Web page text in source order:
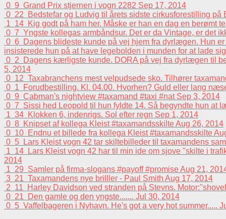
0 9 Grand Prix stjernen i vogn 2282 Sep 17, 2014
0 22
Bedstefar og Ludvig til årets sidste cirkusforestilling
1 14 Kig godt på ham her. Måske er han en dag en berømt
0 7 Yngste kollegas armbåndsur. Det er da Vintage, er det
0 6 Dagens blideste kunde på vej hjem fra dyrlægen. Hun
insisterede hun på at have legebolden i munden for at lade
0 2
Dagens kærligste kunde. DORA på vej fra dyrlægen til
5, 2014
0 12 Taxabranchens mest velpudsede sko. Tilhører
0 1
Forudbestilling. Kl. 04.00. Hvorhen? Guld eller lang
0 9 Cabman's nightview #taxamand #taxi #nat Sep 3, 2014
0 7 Sissi hed Leopold til hun fyldte 14. Så begyndte hun at
1 34 Klokken 6, indenrigs. Sol efter regn Sep 1, 2014
0 8 Knipset af kollega Kleist #taxamandsskilteAug 26, 2014
0 10 Endnu et billede fra kollega Kleist #taxamandsskilte
0 5
Lars Kleist vogn 42 tar skiltebilleder til taxamandens
1 14
Lars Kleist vogn 42 har til min ide om sjove "skilte i
2014
1 29 Samler på firma-slogans #payoff #promiseAug 21,
3 21 Taxamandens nye brilller - Paul Smith Aug 17, 2014
2 11
Harley Davidson ved stranden på Stevns.
0 21 Den gamle og den yngste....... Jul 30, 2014
0 5 Vaffelbageren i Nyhavn. He's got a very hot summer.....